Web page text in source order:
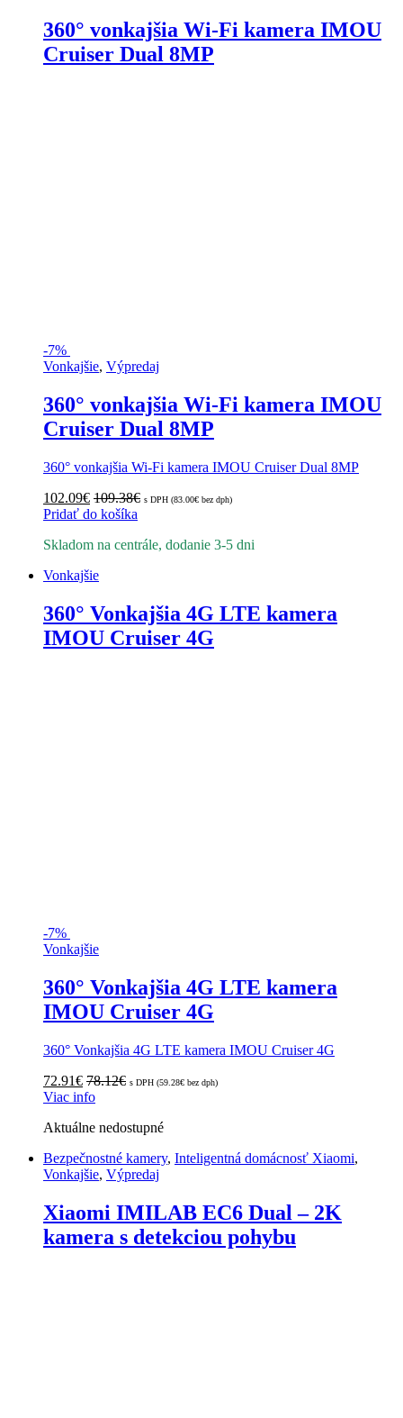
360° vonkajšia Wi-Fi kamera IMOU
Cruiser Dual 8MP
-7%
Vonkajšie, Výpredaj
360° vonkajšia Wi-Fi kamera IMOU
Cruiser Dual 8MP
360° vonkajšia Wi-Fi kamera IMOU Cruiser Dual 8MP
102.09€ 109.38€ s DPH (83.00€ bez dph)
Pridať do košíka
Skladom na centrále, dodanie 3-5 dni
Vonkajšie
360° Vonkajšia 4G LTE kamera
IMOU Cruiser 4G
-7%
Vonkajšie
360° Vonkajšia 4G LTE kamera
IMOU Cruiser 4G
360° Vonkajšia 4G LTE kamera IMOU Cruiser 4G
72.91€ 78.12€ s DPH (59.28€ bez dph)
Viac info
Aktuálne nedostupné
Bezpečnostné kamery, Inteligentná domácnosť Xiaomi,
Vonkajšie, Výpredaj
Xiaomi IMILAB EC6 Dual – 2K
kamera s detekciou pohybu